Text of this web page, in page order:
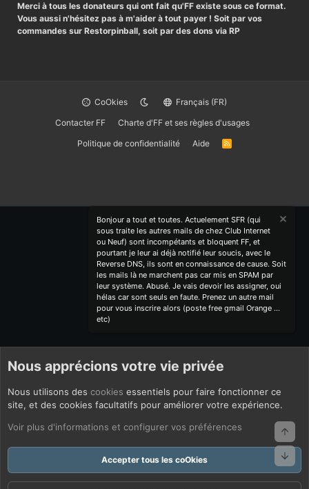
Merci à tous les donateurs qui ont fait qu'FF existe sous ce format.
Vous aussi n'hésitez pas à m'aider à tout payer ! Soit par vos
commandes sur Restorpinball, soit par des dons via RP
CoOkies
Français (FR)
Contacter FF
Charte d'FF et ses règles d'usages
Politique de confidentialité
Aide
R
Bonjour a tout et toutes. Actuelement SFR (qui
sous traite les autres mails de chez Club Internet
ou Neuf) sont incompétants et bloquent FF, et
pourtant je leur ai déjà notifié leur soucis, avec le
Reverse DNS, ils sont en connaissance de cause. Soit
les mails là ne marchent pas car mis en SPAM par
leur système. Abusé. Je vais devoir les assigner, oui
hélas car sont seuls en faute. Prenez un autre mail
pour vous inscrire alors (poste free gmail Orange ...
etc)
Nous apprécions votre vie privée
Nous utilisons des cookies essentiels pour faire fonctionner ce
site, et des cookies facultatifs pour améliorer votre expérience.
Voir plus d'informations et configurer vos préférences
Accepter tous les coOkies